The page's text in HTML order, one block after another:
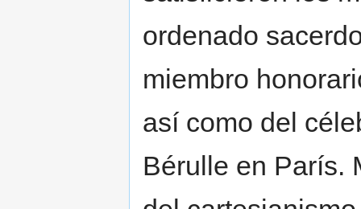
ordenado
miembro
así como del
Bérulle en París.